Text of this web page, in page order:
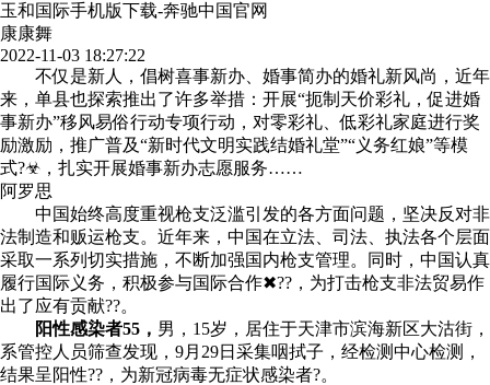
玉和国际手机版下载-奔驰中国官网
康康舞
2022-11-03 18:27:22
不仅是新人，倡树喜事新办、婚事简办的婚礼新风尚，近年
来，单县也探索推出了许多举措：开展“扼制天价彩礼，促进婚
事新办”移风易俗行动专项行动，对零彩礼、低彩礼家庭进行奖
励激励，推广普及“新时代文明实践结婚礼堂”“义务红娘”等模
式?☣，扎实开展婚事新办志愿服务……
阿罗思
中国始终高度重视枪支泛滥引发的各方面问题，坚决反对非
法制造和贩运枪支。近年来，中国在立法、司法、执法各个层面
采取一系列切实措施，不断加强国内枪支管理。同时，中国认真
履行国际义务，积极参与国际合作✖??，为打击枪支非法贸易作
出了应有贡献??。
阳性感染者55， 男，15岁，居住于天津市滨海新区大沽街，
系管控人员筛查发现，9月29日采集咽拭子，经检测中心检测，
结果呈阳性??，为新冠病毒无症状感染者?。